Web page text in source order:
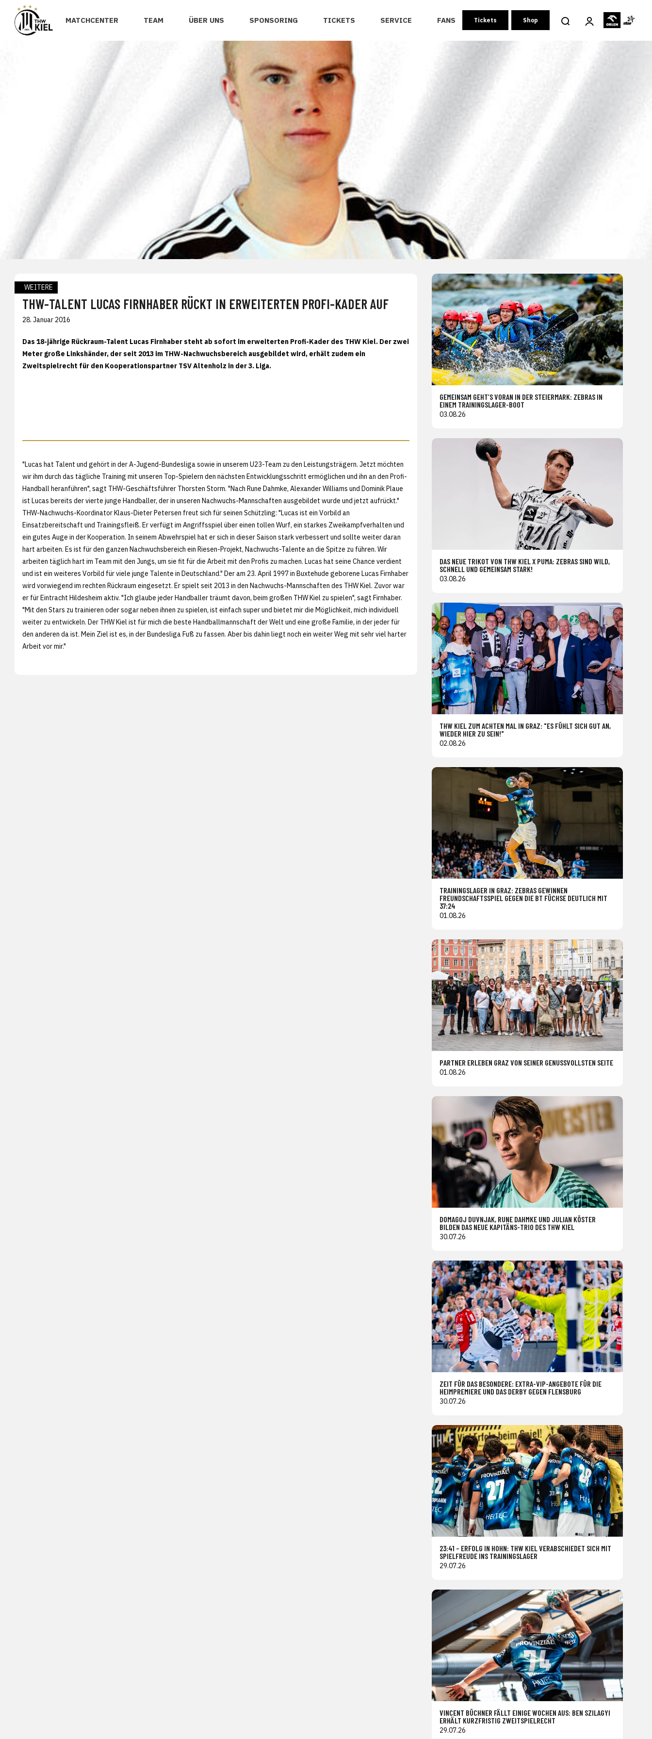
MATCHCENTER TEAM ÜBER UNS SPONSORING TICKETS SERVICE FANS Tickets Shop
WEITERE
THW-TALENT LUCAS FIRNHABER RÜCKT IN ERWEITERTEN PROFI-KADER AUF
28. Januar 2016
Das 18-jährige Rückraum-Talent Lucas Firnhaber steht ab sofort im erweiterten Profi-Kader des THW Kiel. Der zwei
Meter große Linkshänder, der seit 2013 im THW-Nachwuchsbereich ausgebildet wird, erhält zudem ein
Zweitspielrecht für den Kooperationspartner TSV Altenholz in der 3. Liga.
"Lucas hat Talent und gehört in der A-Jugend-Bundesliga sowie in unserem U23-Team zu den Leistungsträgern. Jetzt möchten
wir ihm durch das tägliche Training mit unseren Top-Spielern den nächsten Entwicklungsschritt ermöglichen und ihn an den Profi-
Handball heranführen", sagt THW-Geschäftsführer Thorsten Storm. "Nach Rune Dahmke, Alexander Williams und Dominik Plaue
ist Lucas bereits der vierte junge Handballer, der in unseren Nachwuchs-Mannschaften ausgebildet wurde und jetzt aufrückt."
THW-Nachwuchs-Koordinator Klaus-Dieter Petersen freut sich für seinen Schützling: "Lucas ist ein Vorbild an
Einsatzbereitschaft und Trainingsfleiß. Er verfügt im Angriffsspiel über einen tollen Wurf, ein starkes Zweikampfverhalten und
ein gutes Auge in der Kooperation. In seinem Abwehrspiel hat er sich in dieser Saison stark verbessert und sollte weiter daran
hart arbeiten. Es ist für den ganzen Nachwuchsbereich ein Riesen-Projekt, Nachwuchs-Talente an die Spitze zu führen. Wir
arbeiten täglich hart im Team mit den Jungs, um sie fit für die Arbeit mit den Profis zu machen. Lucas hat seine Chance verdient
und ist ein weiteres Vorbild für viele junge Talente in Deutschland." Der am 23. April 1997 in Buxtehude geborene Lucas Firnhaber
wird vorwiegend im rechten Rückraum eingesetzt. Er spielt seit 2013 in den Nachwuchs-Mannschaften des THW Kiel. Zuvor war
er für Eintracht Hildesheim aktiv. "Ich glaube jeder Handballer träumt davon, beim großen THW Kiel zu spielen", sagt Firnhaber.
"Mit den Stars zu trainieren oder sogar neben ihnen zu spielen, ist einfach super und bietet mir die Möglichkeit, mich individuell
weiter zu entwickeln. Der THW Kiel ist für mich die beste Handballmannschaft der Welt und eine große Familie, in der jeder für
den anderen da ist. Mein Ziel ist es, in der Bundesliga Fuß zu fassen. Aber bis dahin liegt noch ein weiter Weg mit sehr viel harter
Arbeit vor mir."
GEMEINSAM GEHT’S VORAN IN DER STEIERMARK: ZEBRAS IN
EINEM TRAININGSLAGER-BOOT
03.08.26
DAS NEUE TRIKOT VON THW KIEL X PUMA: ZEBRAS SIND WILD,
SCHNELL UND GEMEINSAM STARK!
03.08.26
THW KIEL ZUM ACHTEN MAL IN GRAZ: "ES FÜHLT SICH GUT AN,
WIEDER HIER ZU SEIN!"
02.08.26
TRAININGSLAGER IN GRAZ: ZEBRAS GEWINNEN
FREUNDSCHAFTSSPIEL GEGEN DIE BT FÜCHSE DEUTLICH MIT
37:24
01.08.26
PARTNER ERLEBEN GRAZ VON SEINER GENUSSVOLLSTEN SEITE
01.08.26
DOMAGOJ DUVNJAK, RUNE DAHMKE UND JULIAN KÖSTER
BILDEN DAS NEUE KAPITÄNS-TRIO DES THW KIEL
30.07.26
ZEIT FÜR DAS BESONDERE: EXTRA-VIP-ANGEBOTE FÜR DIE
HEIMPREMIERE UND DAS DERBY GEGEN FLENSBURG
30.07.26
23:41 – ERFOLG IN HOHN: THW KIEL VERABSCHIEDET SICH MIT
SPIELFREUDE INS TRAININGSLAGER
29.07.26
VINCENT BÜCHNER FÄLLT EINIGE WOCHEN AUS: BEN SZILAGYI
ERHÄLT KURZFRISTIG ZWEITSPIELRECHT
29.07.26